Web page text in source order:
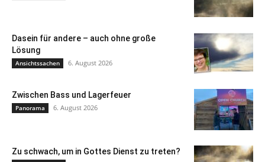
Dasein für andere – auch ohne große
Lösung
Ansichtssachen 6. August 2026
Zwischen Bass und Lagerfeuer
Panorama 6. August 2026
Zu schwach, um in Gottes Dienst zu treten?